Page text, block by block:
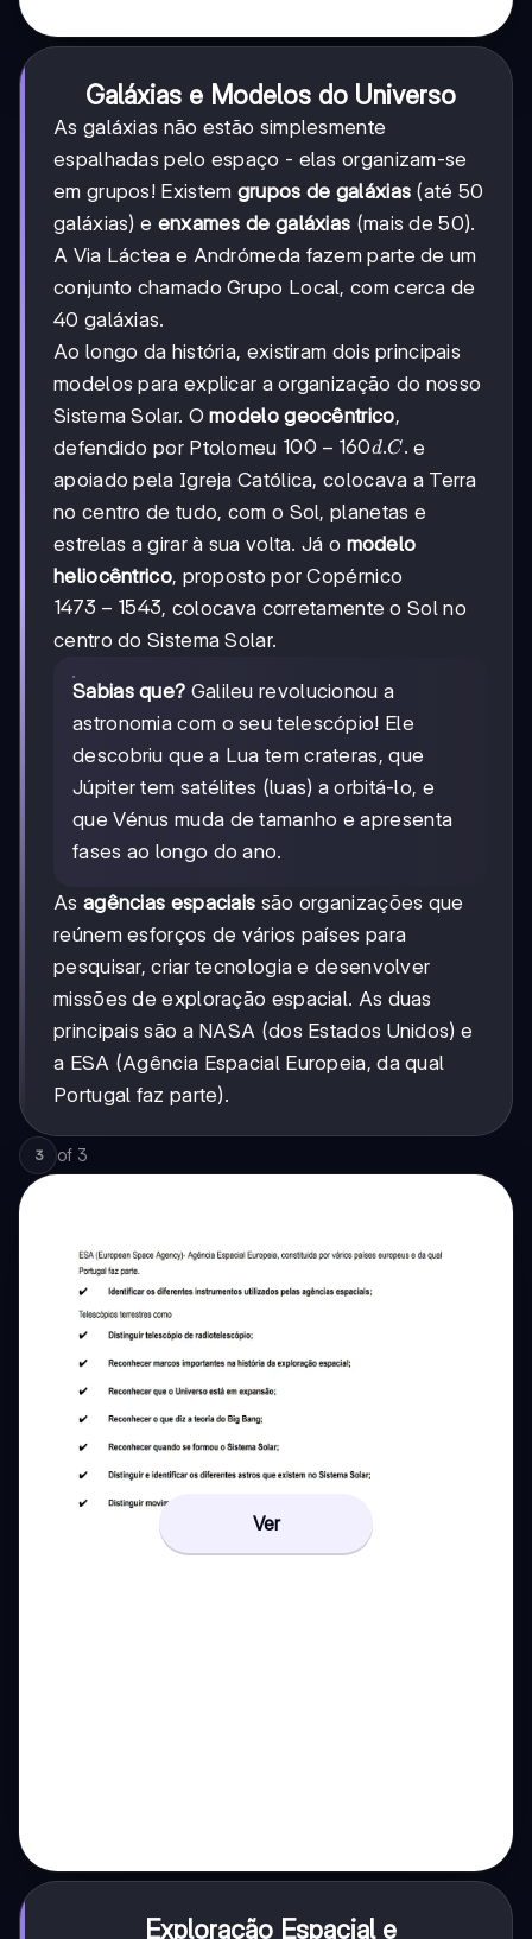
Galáxias e Modelos do Universo
As galáxias não estão simplesmente
espalhadas pelo espaço - elas organizam-se
em grupos! Existem grupos de galáxias (até 50
galáxias) e enxames de galáxias (mais de 50).
A Via Láctea e Andrómeda fazem parte de um
conjunto chamado Grupo Local, com cerca de
40 galáxias.
Ao longo da história, existiram dois principais
modelos para explicar a organização do nosso
Sistema Solar. Omodelo geocêntrico,
defendido por Ptolomeu 100-
160
d.C.
100 − 160d.C. e
apoiado pela Igreja Católica, colocava a Terra
no centro de tudo, com o Sol, planetas e
estrelas a girar à sua volta. Já o modelo
heliocêntrico, proposto por Copérnico
1473-
1543
1473 − 1543, colocava corretamente o Sol no
centro do Sistema Solar.
Sabias que? Galileu revolucionou a
astronomia com o seu telescópio! Ele
descobriu que a Lua tem crateras, que
Júpiter tem satélites (luas) a orbitá-lo, e
que Vénus muda de tamanho e apresenta
fases ao longo do ano.
As agências espaciais são organizações que
reúnem esforços de vários países para
pesquisar, criar tecnologia e desenvolver
missões de exploração espacial. As duas
principais são a NASA (dos Estados Unidos) e
a ESA (Agência Espacial Europeia, da qual
Portugal faz parte).
3 of 3
Ver
Exploração Espacial e